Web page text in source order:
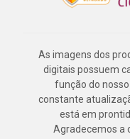
As imagens dos
digitais possuem
função do
constante
está em
Agradecemos a